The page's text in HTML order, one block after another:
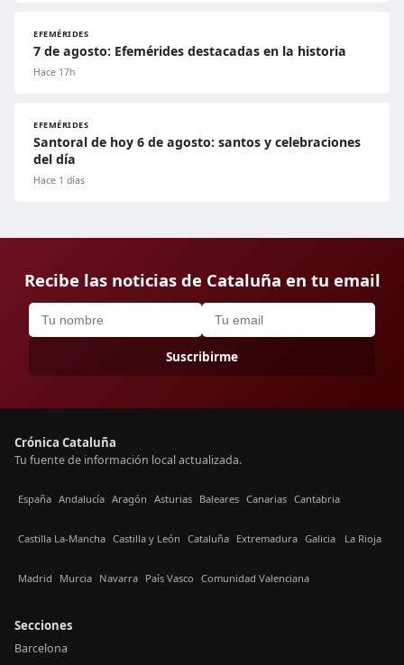
EFEMÉRIDES
7 de agosto: Efemérides destacadas en la historia
Hace 17h
EFEMÉRIDES
Santoral de hoy 6 de agosto: santos y celebraciones
del día
Hace 1 días
Recibe las noticias de Cataluña en tu email
Suscribirme
Crónica Cataluña
Tu fuente de información local actualizada.
España Andalucía Aragón Asturias Baleares Canarias Cantabria
Castilla La-Mancha Castilla y León Cataluña Extremadura Galicia La Rioja
Madrid Murcia Navarra País Vasco Comunidad Valenciana
Secciones
Barcelona